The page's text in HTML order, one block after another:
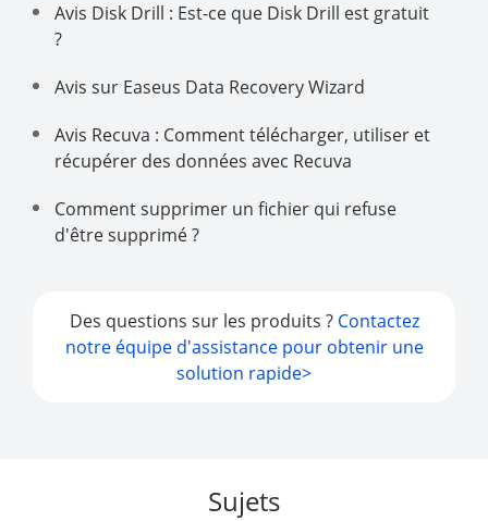
Avis Disk Drill : Est-ce que Disk Drill est gratuit
?
Avis sur Easeus Data Recovery Wizard
Avis Recuva : Comment télécharger, utiliser et
récupérer des données avec Recuva
Comment supprimer un fichier qui refuse
d'être supprimé ?
Des questions sur les produits ? Contactez
notre équipe d'assistance pour obtenir une
solution rapide>
Sujets